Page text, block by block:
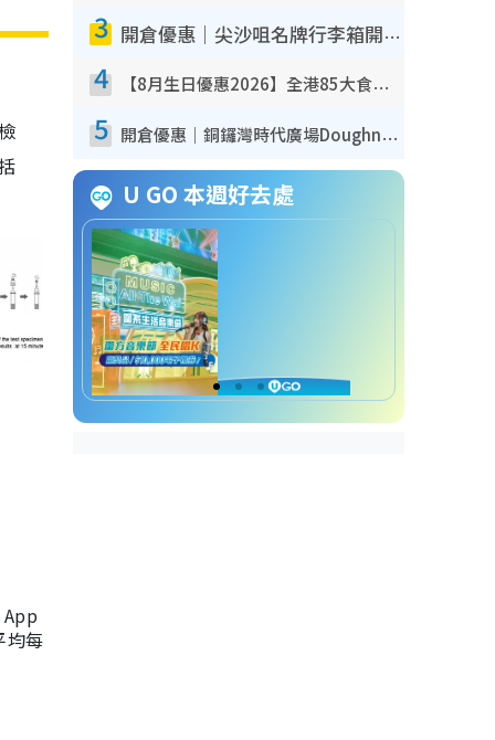
均每
3 開倉優惠｜尖沙咀名牌行李箱開倉低至4折！一連5日 American Tourister/ace./Hallmark $200起！
4 【8月生日優惠2026】全港85大食買玩著數攻略 自助餐/火鍋放題同行免費＋誠品/DONKI送現金券
5 開倉優惠｜銅鑼灣時代廣場Doughnut/Campo Marzio開倉低至1折！背囊、書包、手袋劈價$200起
U GO 本週好去處